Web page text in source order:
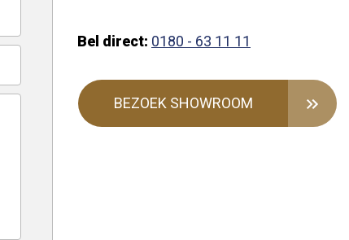
Bel direct: 0180 - 63 11 11
BEZOEK SHOWROOM